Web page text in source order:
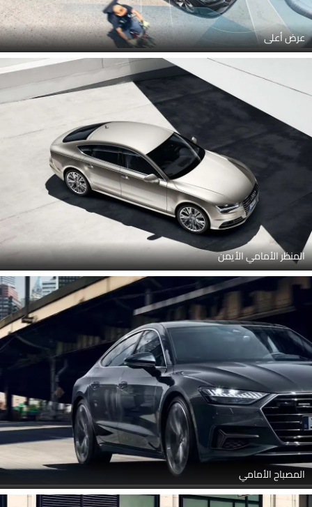
عرض أعلى
المنظر الأمامي الأيمن
المصباح الأمامي